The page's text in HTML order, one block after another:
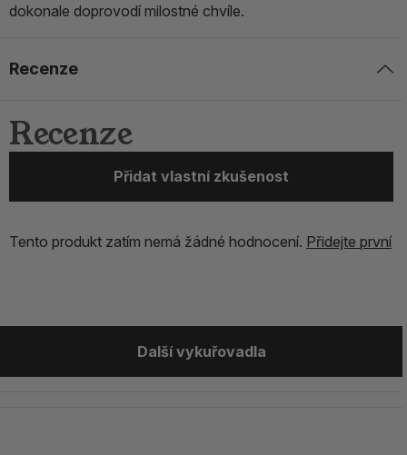
dokonale doprovodí milostné chvíle.
Recenze
Recenze
Přidat vlastní zkušenost
Tento produkt zatím nemá žádné hodnocení. Přidejte první
Další vykuřovadla